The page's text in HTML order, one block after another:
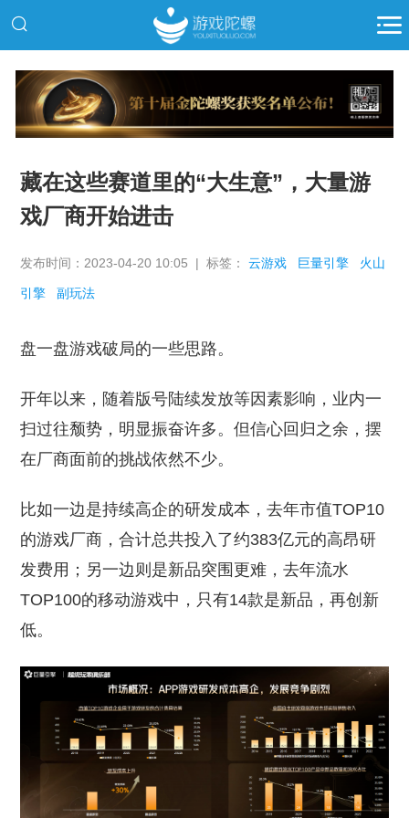
推广
藏在这些赛道里的“大生意”，大量游
戏厂商开始进击
发布时间：2023-04-20 10:05 | 标签：云游戏 巨量引擎 火山
引擎 副玩法
盘一盘游戏破局的一些思路。
开年以来，随着版号陆续发放等因素影响，业内一
扫过往颓势，明显振奋许多。但信心回归之余，摆
在厂商面前的挑战依然不少。
比如一边是持续高企的研发成本，去年市值TOP10
的游戏厂商，合计总共投入了约383亿元的高昂研
发费用；另一边则是新品突围更难，去年流水
TOP100的移动游戏中，只有14款是新品，再创新
低。